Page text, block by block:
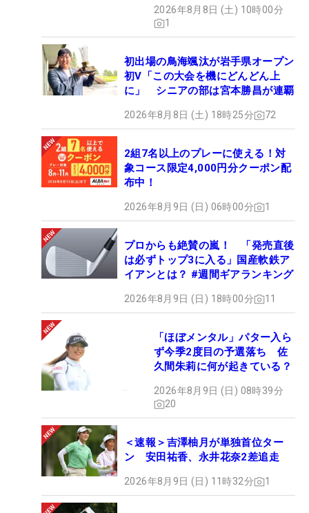
2026年8月8日 (土) 10時00分
1
初出場の鳥海颯汰が岩手県オープン
初V「この大会を機にどんどん上
に」 シニアの部は宮本勝昌が連覇
2026年8月8日 (土) 18時25分 72
2組7名以上のプレーに使える！対
象コース限定4,000円分クーポン配
布中！
2026年8月9日 (日) 06時00分 1
プロからも絶賛の嵐！ 「発売直後
は必ずトップ3に入る」国産軟鉄ア
イアンとは？ #週間ギアランキング
2026年8月9日 (日) 18時00分 11
「ほぼメンタル」パター入ら
ず今季2度目の予選落ち 佐
久間朱莉に何が起きている？
2026年8月9日 (日) 08時39分
20
＜速報＞吉澤柚月が単独首位ター
ン 安田祐香、永井花奈2差追走
2026年8月9日 (日) 11時32分 1